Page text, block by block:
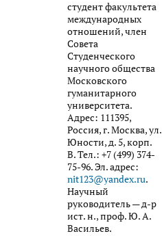
студент факультета
международных
отношений, член
Совета
Студенческого
научного общества
Московского
гуманитарного
университета.
Адрес: 111395,
Россия, г. Москва, ул.
Юности, д. 5, корп.
В. Тел.: +7 (499) 374-
75-96. Эл. адрес:
nit123@yandex.ru.
Научный
руководитель — д-р
ист. н., проф. Ю. А.
Васильев.